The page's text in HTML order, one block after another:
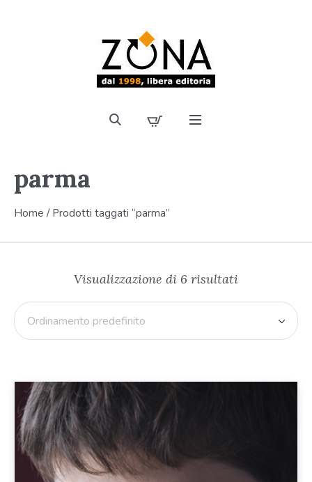
parma
Home / Prodotti taggati “parma”
Visualizzazione di 6 risultati